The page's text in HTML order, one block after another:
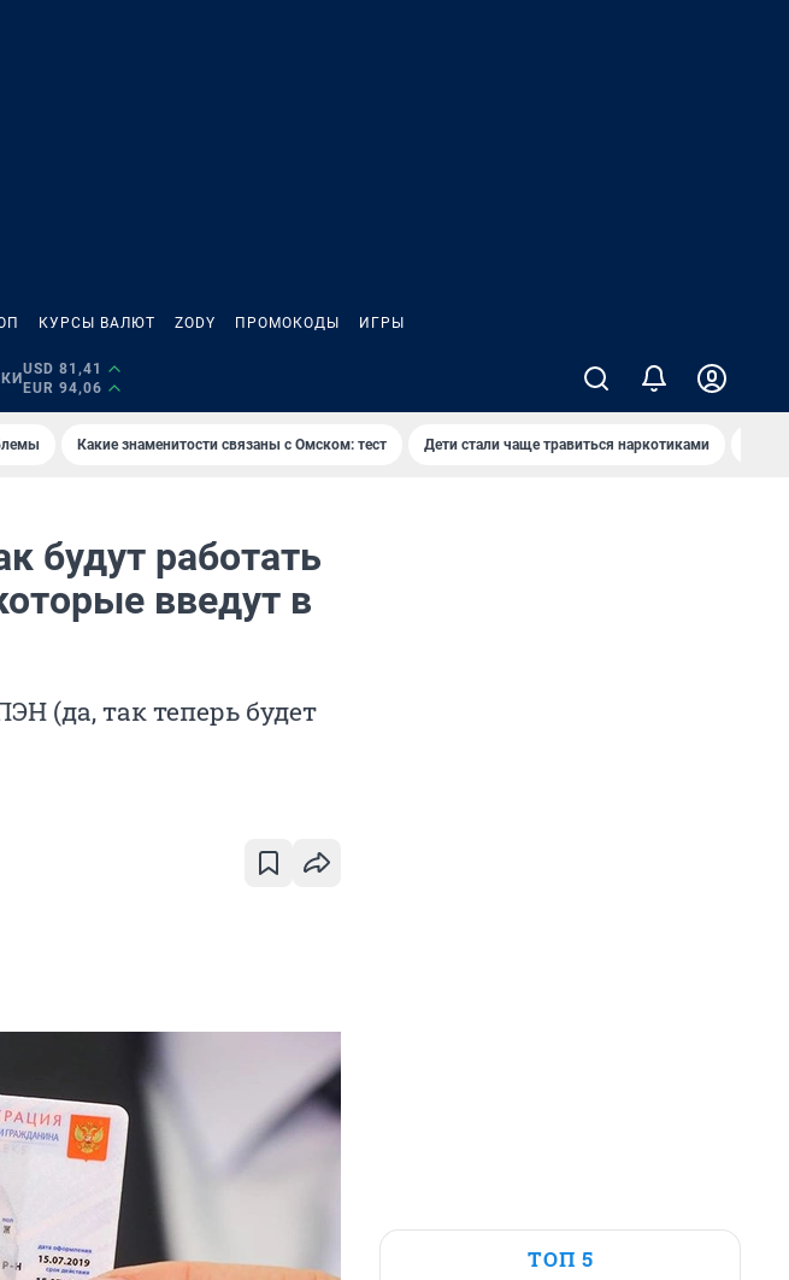
КУРСЫ ВАЛЮТ ZODY ПРОМОКОДЫ ИГРЫ
USD 81,41
EUR 94,06
Какие знаменитости связаны с Омском: тест Дети стали чаще травиться наркотиками
будут работать
введут в
(да, так теперь будет
ТОП 5